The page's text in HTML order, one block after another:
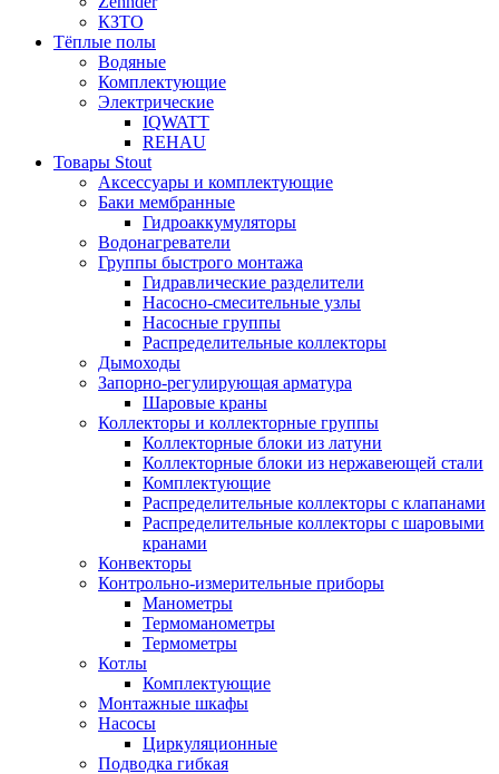
КЗТО
Тёплые полы
Водяные
Комплектующие
Электрические
IQWATT
REHAU
Товары Stout
Аксессуары и комплектующие
Баки мембранные
Гидроаккумуляторы
Водонагреватели
Группы быстрого монтажа
Гидравлические разделители
Насосно-смесительные узлы
Насосные группы
Распределительные коллекторы
Дымоходы
Запорно-регулирующая арматура
Шаровые краны
Коллекторы и коллекторные группы
Коллекторные блоки из латуни
Коллекторные блоки из нержавеющей стали
Комплектующие
Распределительные коллекторы с клапанами
Распределительные коллекторы с шаровыми
кранами
Конвекторы
Контрольно-измерительные приборы
Манометры
Термоманометры
Термометры
Котлы
Комплектующие
Монтажные шкафы
Насосы
Циркуляционные
Подводка гибкая